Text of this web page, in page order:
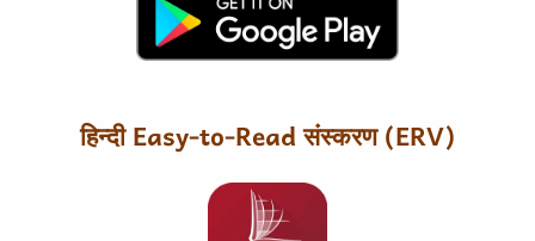
हिन्दी Easy-to-Read संस्करण (ERV)